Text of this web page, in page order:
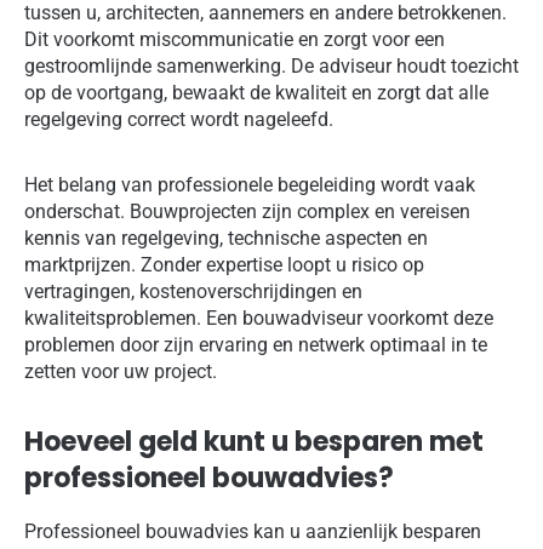
tussen u, architecten, aannemers en andere betrokkenen.
Dit voorkomt miscommunicatie en zorgt voor een
gestroomlijnde samenwerking. De adviseur houdt toezicht
op de voortgang, bewaakt de kwaliteit en zorgt dat alle
regelgeving correct wordt nageleefd.
Het belang van professionele begeleiding wordt vaak
onderschat. Bouwprojecten zijn complex en vereisen
kennis van regelgeving, technische aspecten en
marktprijzen. Zonder expertise loopt u risico op
vertragingen, kostenoverschrijdingen en
kwaliteitsproblemen. Een bouwadviseur voorkomt deze
problemen door zijn ervaring en netwerk optimaal in te
zetten voor uw project.
Hoeveel geld kunt u besparen met
professioneel bouwadvies?
Professioneel bouwadvies kan u aanzienlijk besparen